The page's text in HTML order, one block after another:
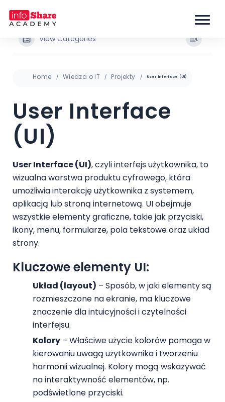
View Categories
Home Wiedza o IT Projekty User Interface (UI)
User Interface
(UI)
User Interface (UI), czyli interfejs użytkownika, to
wizualna warstwa produktu cyfrowego, która
umożliwia interakcję użytkownika z systemem,
aplikacją lub stroną internetową. UI obejmuje
wszystkie elementy graficzne, takie jak przyciski,
ikony, menu, formularze, pola tekstowe oraz układ
strony.
Kluczowe elementy UI:
Układ (layout) – Sposób, w jaki elementy są
rozmieszczone na ekranie, ma kluczowe
znaczenie dla intuicyjności i czytelności
interfejsu.
Kolory – Właściwe użycie kolorów pomaga w
kierowaniu uwagą użytkownika i tworzeniu
harmonii wizualnej. Kolory mogą wskazywać
na interaktywność elementów, np.
podświetlone przyciski.